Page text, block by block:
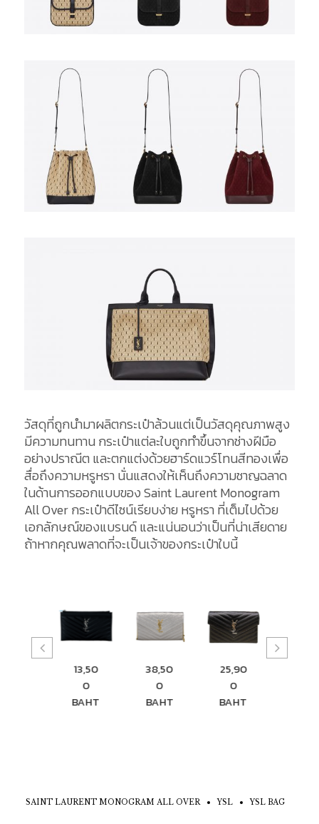
วัสดุที่ถูกนำมาผลิตกระเป๋าล้วนแต่เป็นวัสดุคุณภาพสูง
มีความทนทาน กระเป๋าแต่ละใบถูกทำขึ้นจากช่างฝีมือ
อย่างปราณีต และตกแต่งด้วยฮาร์ดแวร์โทนสีทองเพื่อ
สื่อถึงความหรูหรา นั่นแสดงให้เห็นถึงความชาญฉลาด
ในด้านการออกแบบของ Saint Laurent Monogram
All Over กระเป๋าดีไซน์เรียบง่าย หรูหรา ที่เต็มไปด้วย
เอกลักษณ์ของแบรนด์ และแน่นอนว่าเป็นที่น่าเสียดาย
ถ้าหากคุณพลาดที่จะเป็นเจ้าของกระเป๋าใบนี้
13,50
0
BAHT
38,50
0
BAHT
25,90
0
BAHT
SAINT LAURENT MONOGRAM ALL OVER YSL YSL BAG